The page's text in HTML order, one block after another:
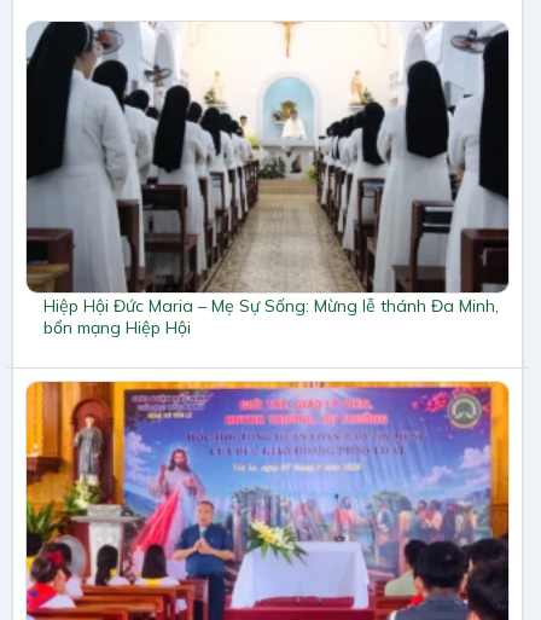
Hiệp Hội Đức Maria – Mẹ Sự Sống: Mừng lễ thánh Đa Minh,
bổn mạng Hiệp Hội